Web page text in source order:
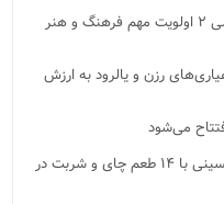
توسعه باغ هنر و برگزاری رویدادهای ملی ۲ اولویت مهم فرهنگ و هنر
رزن و یالرود به ارزش
می‌شود
پذیرایی متفاوت و باشکوه از عزاداران حسینی با ۱۴ طعم چای و شربت در